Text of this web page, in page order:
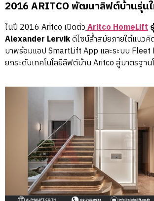
2016 ARITCO พัฒนาลิฟต์บ้านรุ่น
ในปี 2016 Aritco เปิดตัวAritco HomeLift
Alexander Lervikดีไซน์ล้ำสมัยภายใต้แนว
มาพร้อมแอป SmartLift App และระบบ
ยกระดับเทคโนโลยีลิฟต์บ้าน Aritco สู่มาตรฐาน